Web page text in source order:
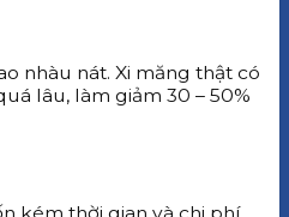
nhàu nát. Xi măng thật có
lâu, làm giảm 30 – 50%